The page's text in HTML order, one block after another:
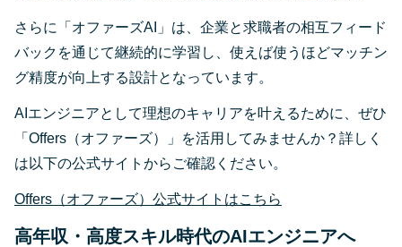
さらに「オファーズAI」は、企業と求職者の相互フィード
バックを通じて継続的に学習し、使えば使うほどマッチン
グ精度が向上する設計となっています。
AIエンジニアとして理想のキャリアを叶えるために、ぜひ
「Offers（オファーズ）」を活用してみませんか？詳しく
は以下の公式サイトからご確認ください。
Offers（オファーズ）公式サイトはこちら
高年収・高度スキル時代のAIエンジニアへ